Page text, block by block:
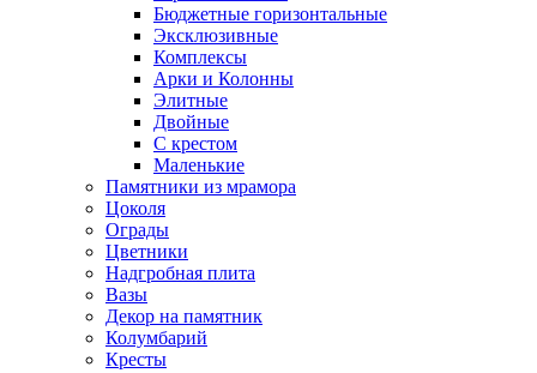
Бюджетные горизонтальные
Эксклюзивные
Комплексы
Арки и Колонны
Элитные
Двойные
С крестом
Маленькие
Памятники из мрамора
Цоколя
Ограды
Цветники
Надгробная плита
Вазы
Декор на памятник
Колумбарий
Кресты